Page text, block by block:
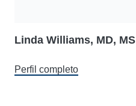
Linda Williams, MD, MS
Perfil completo